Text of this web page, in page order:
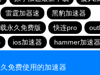
雷霆加器速
黑豹加速器
永久免费版
快连pro
ios加速器 hammer加速器
免费使用的加速器